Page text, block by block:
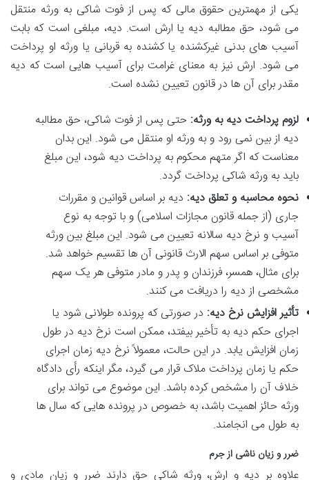
یکی از مهمترین حقوق مالی که پس از فوت شاکی به ورثه منتقل
می شود، حق مطالبه دیه یا ارش است. دیه، مبلغی است که بابت
آسیب های بدنی غیرکشنده یا کشنده به قربانی یا ورثه او پرداخت
می شود. ارش نیز به معنای غرامت برای آسیب هایی است که دیه
مقدر برای آن ها در قانون تعیین نشده است.
لزوم پرداخت دیه به ورثه: حتی پس از فوت شاکی، حق مطالبه
دیه از بین نمی رود و به ورثه او منتقل می شود. این بدان
معناست که اگر متهم محکوم به پرداخت دیه شود، این مبلغ
باید به ورثه شاکی پرداخت گردد.
نحوه محاسبه و تعلق دیه: دیه بر اساس قوانین و مقررات
جاری (از جمله قانون مجازات اسلامی) و با توجه به نوع
آسیب و نرخ دیه سالانه تعیین می شود. این مبلغ بین ورثه
متوفی بر اساس سهم الارث قانونی آن ها تقسیم خواهد شد.
برای مثال، همسر، فرزندان و پدر و مادر متوفی هر یک سهم
مشخصی از دیه را دریافت می کنند.
تأثیر افزایش نرخ دیه: در صورتی که پرونده طولانی شود یا
اجرای حکم دیه به تأخیر بیفتد، ممکن است نرخ دیه در طول
زمان افزایش یابد. در این حالت، معمولاً نرخ دیه زمان اجرای
حکم یا زمان پرداخت ملاک قرار می گیرد، مگر اینکه رأی دادگاه
خلاف آن را مشخص کرده باشد. این موضوع می تواند برای
ورثه حائز اهمیت باشد، به خصوص در پرونده هایی که سال ها
به طول می انجامند.
ضرر و زیان ناشی از جرم
علاوه بر دیه و ارش، ورثه شاکی حق دارند ضرر و زیان مادی و